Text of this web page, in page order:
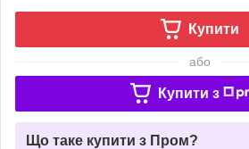
Купити
або
Купити з
Що таке купити з Пром?